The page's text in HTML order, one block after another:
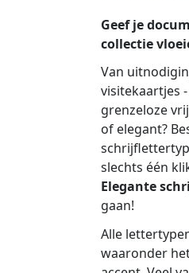
Geef je
collectie
Van
visitekaartjes
grenzeloze
of elegant?
slechts één
Elegante
gaan!
Alle
waaronder